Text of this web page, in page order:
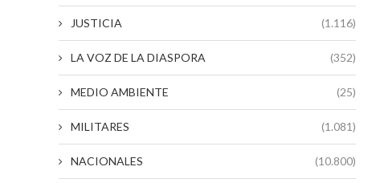
JUSTICIA (1.116)
LA VOZ DE LA DIASPORA (352)
MEDIO AMBIENTE (25)
MILITARES (1.081)
NACIONALES (10.800)